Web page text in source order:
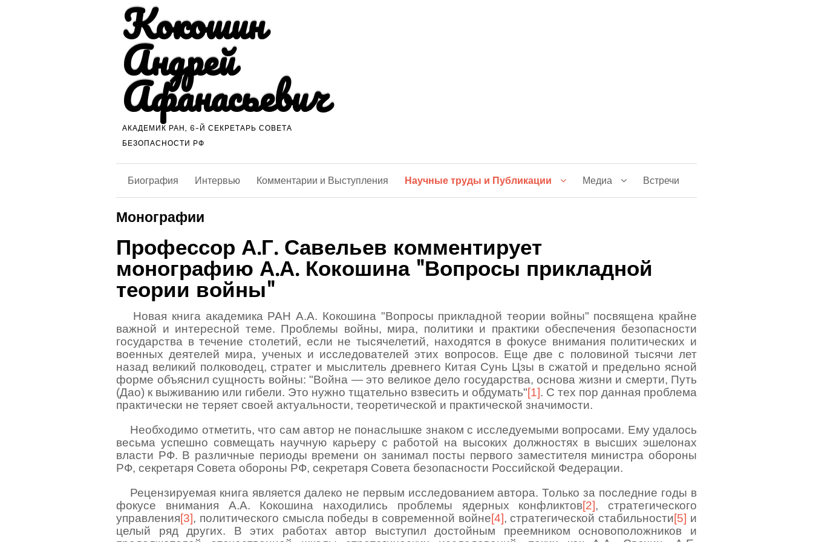
Кокошин
Андрей
Афанасьевич
АКАДЕМИК РАН, 6-Й СЕКРЕТАРЬ СОВЕТА
БЕЗОПАСНОСТИ РФ
Биография Интервью Комментарии и Выступления Научные труды и Публикации Медиа Встречи
Монографии
Профессор А.Г. Савельев комментирует
монографию А.А. Кокошина "Вопросы прикладной
теории войны"
Новая книга академика РАН А.А. Кокошина "Вопросы прикладной теории войны" посвяще­на крайне
важной и интересной теме. Проблемы войны, мира, политики и практики обеспечения безопасности
государства в течение столетий, если не тысячелетий, находятся в фокусе внимания по­литических и
военных деятелей мира, ученых и ис­следователей этих вопросов. Еще две с половиной тысячи лет
назад великий полководец, стратег и мыслитель древнего Китая Сунь Цзы в сжатой и предельно ясной
форме объяснил сущность вой­ны: "Война — это великое дело государства, основа жизни и смерти, Путь
(Дао) к выживанию или ги­бели. Это нужно тщательно взвесить и обдумать"[1]. С тех пор данная проблема
практически не теряет своей актуальности, теоретической и практиче­ской значимости.
Необходимо отметить, что сам автор не пона­слышке знаком с исследуемыми вопросами. Ему удалось
весьма успешно совмещать научную карь­еру с работой на высоких должностях в высших эшелонах
власти РФ. В различные периоды вре­мени он занимал посты первого заместителя ми­нистра обороны
РФ, секретаря Совета обороны РФ, секретаря Совета безопасности Российской Федерации.
Рецензируемая книга является далеко не пер­вым исследованием автора. Только за последние годы в
фокусе внимания А.А. Кокошина находи­лись проблемы ядерных конфликтов[2], стратегиче­ского
управления[3], политического смысла победы в современной войне[4], стратегической стабиль­ности[5] и
целый ряд других. В этих работах автор выступил достойным преемником основополож­ников и